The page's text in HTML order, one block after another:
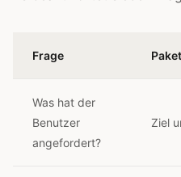
Frage
Was hat der
Benutzer
angefordert?
Ziel